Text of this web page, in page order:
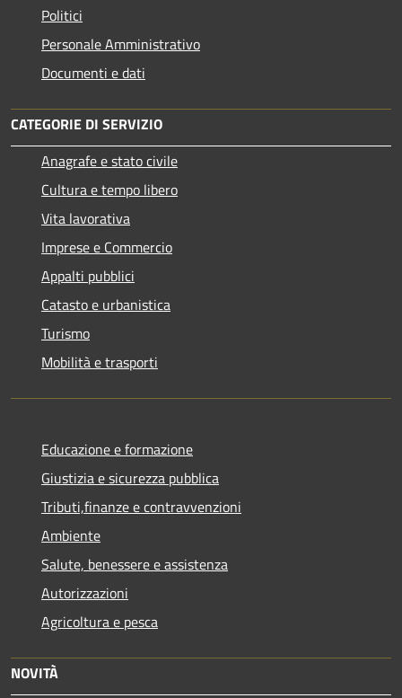
Politici
Personale Amministrativo
Documenti e dati
CATEGORIE DI SERVIZIO
Anagrafe e stato civile
Cultura e tempo libero
Vita lavorativa
Imprese e Commercio
Appalti pubblici
Catasto e urbanistica
Turismo
Mobilità e trasporti
Educazione e formazione
Giustizia e sicurezza pubblica
Tributi,finanze e contravvenzioni
Ambiente
Salute, benessere e assistenza
Autorizzazioni
Agricoltura e pesca
NOVITÀ